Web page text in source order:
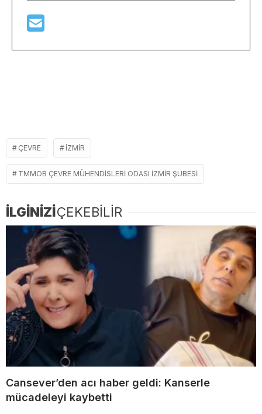
ÇEVRE İZMIR
TMMOB ÇEVRE MÜHENDISLERI ODASI İZMIR ŞUBESI
İLGİNİZİÇEKEBİLİR
Cansever’den acı haber geldi: Kanserle
mücadeleyi kaybetti